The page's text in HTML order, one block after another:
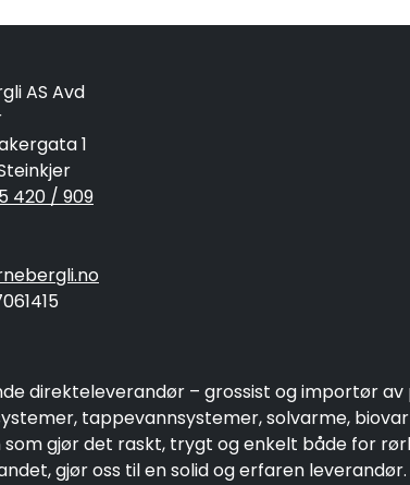
AS Avd
1
420 / 909
direkteleverandør – grossist og importør
tappevannsystemer, solvarme,
gjør det raskt, trygt og enkelt både for
gjør oss til en solid og erfaren